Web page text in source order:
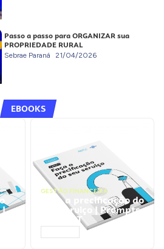
Passo a passo para ORGANIZAR sua
PROPRIEDADE RURAL
Sebrae Paraná 21/04/2026
EBOOKS
|
GESTÃO FINANCEIRA
Faça a precificação do
seu serviço | Prompts
ChatGPT